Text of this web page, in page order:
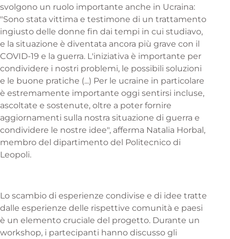
svolgono un ruolo importante anche in Ucraina:
"Sono stata vittima e testimone di un trattamento
ingiusto delle donne fin dai tempi in cui studiavo,
e la situazione è diventata ancora più grave con il
COVID-19 e la guerra. L'iniziativa è importante per
condividere i nostri problemi, le possibili soluzioni
e le buone pratiche (...) Per le ucraine in particolare
è estremamente importante oggi sentirsi incluse,
ascoltate e sostenute, oltre a poter fornire
aggiornamenti sulla nostra situazione di guerra e
condividere le nostre idee", afferma Natalia Horbal,
membro del dipartimento del Politecnico di
Leopoli.
Lo scambio di esperienze condivise e di idee tratte
dalle esperienze delle rispettive comunità e paesi
è un elemento cruciale del progetto. Durante un
workshop, i partecipanti hanno discusso gli